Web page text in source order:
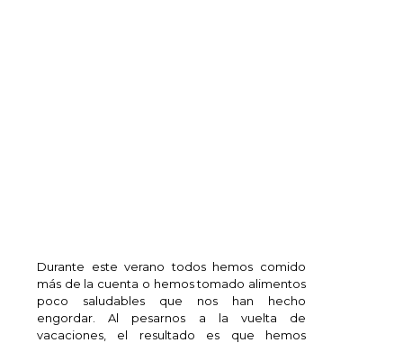
Durante este verano todos hemos comido
más de la cuenta o hemos tomado alimentos
poco saludables que nos han hecho
engordar. Al pesarnos a la vuelta de
vacaciones, el resultado es que hemos